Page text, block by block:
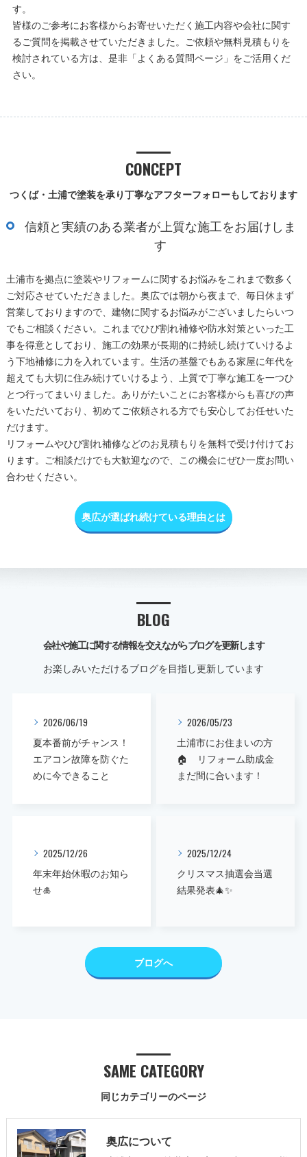
す。
皆様のご参考にお客様からお寄せいただく施工内容や会社に関す
るご質問を掲載させていただきました。ご依頼や無料見積もりを
検討されている方は、是非「よくある質問ページ」をご活用くだ
さい。
つくば・土浦で塗装を承り丁寧なアフターフォローもしております
CONCEPT
信頼と実績のある業者が上質な施工をお届けしま
す
土浦市を拠点に塗装やリフォームに関するお悩みをこれまで数多く
ご対応させていただきました。奥広では朝から夜まで、毎日休まず
営業しておりますので、建物に関するお悩みがございましたらいつ
でもご相談ください。これまでひび割れ補修や防水対策といった工
事を得意としており、施工の効果が長期的に持続し続けていけるよ
う下地補修に力を入れています。生活の基盤でもある家屋に年代を
超えても大切に住み続けていけるよう、上質で丁寧な施工を一つひ
とつ行ってまいりました。ありがたいことにお客様からも喜びの声
をいただいており、初めてご依頼される方でも安心してお任せいた
だけます。
リフォームやひび割れ補修などのお見積もりを無料で受け付けてお
ります。ご相談だけでも大歓迎なので、この機会にぜひ一度お問い
合わせください。
奥広が選ばれ続けている理由とは
会社や施工に関する情報を交えながらブログを更新します
BLOG
お楽しみいただけるブログを目指し更新しています
2026/06/19
夏本番前がチャンス！
エアコン故障を防ぐた
めに今できること
2026/05/23
土浦市にお住まいの方
🏠 リフォーム助成金
まだ間に合います！
2025/12/26
年末年始休暇のお知ら
せ🎍
2025/12/24
クリスマス抽選会当選
結果発表🎄✨
ブログへ
同じカテゴリーのページ
SAME CATEGORY
奥広について